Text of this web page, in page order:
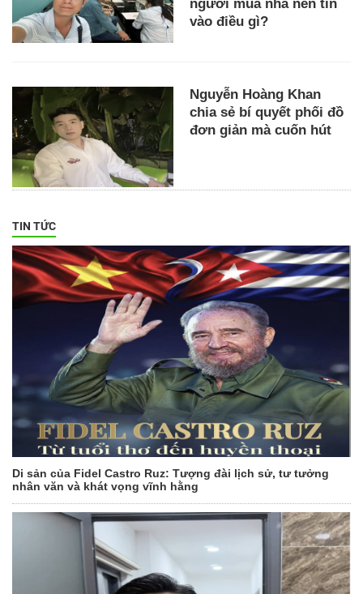
người mua nhà nên tin
vào điều gì?
Nguyễn Hoàng Khan
chia sẻ bí quyết phối đồ
đơn giản mà cuốn hút
TIN TỨC
Di sản của Fidel Castro Ruz: Tượng đài lịch sử, tư tưởng
nhân văn và khát vọng vĩnh hằng